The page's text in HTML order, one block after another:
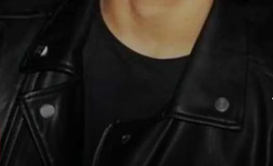
मुंबई में हुआ जन्म
अहान पांडे का जन्म 23 दिसंबर 1997 को मुंबई में